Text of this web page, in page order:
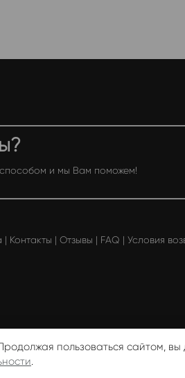
и мы Вам поможем!
| Контакты | Отзывы | FAQ | Условия
публичной офертой ♥
пользоваться сайтом,
.